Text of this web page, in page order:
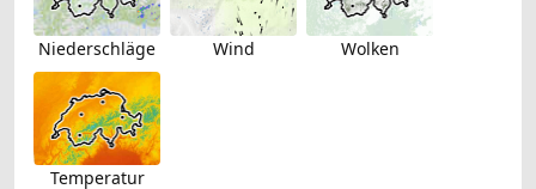
Niederschläge Wind Wolken
Temperatur